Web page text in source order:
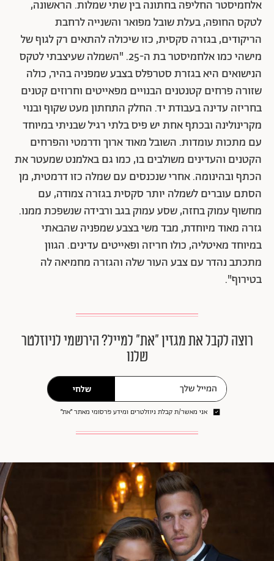
אלחמיסטר החליפה בחתונה בין שתי שמלות. הראשונה,
לטקס החופה, בעלת שובל מפואר והשנייה לרחבת
הריקודים, בגזרה סקסית, כזו שיכולה להתאים רק לגוף של
מישהי כמו אלחמיסטר בת ה-25. "השמלה שעיצבתי לטקס
הנישואים היא בגזרת סטרפלס בצבע שמפניה בהיר, כולה
שזורה פרחים קטנטנים הבנויים מפאייטים וחרוזים קטנים
בחריזה עדינה בעבודת יד. החלק התחתון מעט שקוף ובנוי
מקרינולינה ובכתף אחת יש פיס בלתי רגיל שבניתי במיוחד
עם מתכות עומדות. השובל מאוד ארוך ודרמטי והפרחים
הקטנים והעדינים משולבים בו, כמו גם באלמנט שמעטר את
הכתף ובהינומה. אחרי שנכנסים עם שמלה כזו דרמטית, מן
הסתם עוברים לשמלה יותר סקסית בגזרה צמודה, עם
מחשוף עמוק בחזה, שסע עמוק בגב ורבידה שנשפכת ממנו.
גזרה מאוד מיוחדת, מבד משי בצבע שמפניה שהבאתי
במיוחד מאיטליה, כולו חריזה ופאייטים עדינים. הגוון
מתכתב נהדר עם צבע העור שלה והגזרה מחמיאה לה
בטירוף".
רוצה לקבל את מגזין ״את״ למייל? הירשמי לניוזלטר
שלנו
שלחי
אני מאשר/ת קבלת ניוזלטרים ומידע פרסומי מאתר ״את״